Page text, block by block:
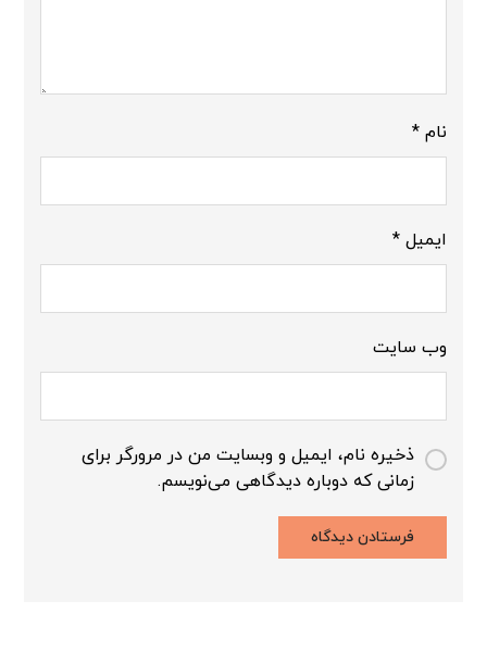
نام*
ایمیل*
وب‌ سایت
ذخیره نام، ایمیل و وبسایت من در مرورگر برای
زمانی که دوباره دیدگاهی می‌نویسم.